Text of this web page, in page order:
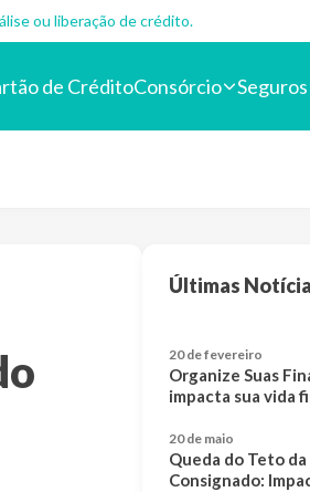
ou liberação de crédito.
de CréditoConsórcio Seguros
Últimas
20 de fevereiro
Organize Suas
impacta sua vida
20 de maio
Queda do Teto
Consignado: